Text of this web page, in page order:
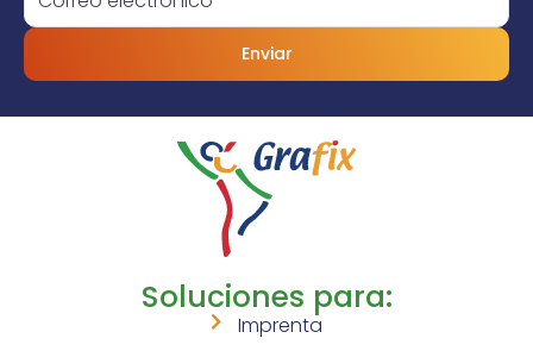
Enviar
Soluciones para:
Imprenta